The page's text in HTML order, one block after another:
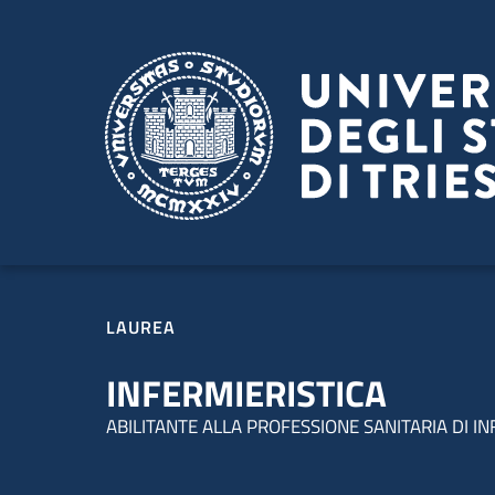
LAUREA
INFERMIERISTICA
ABILITANTE ALLA PROFESSIONE SANITARIA DI